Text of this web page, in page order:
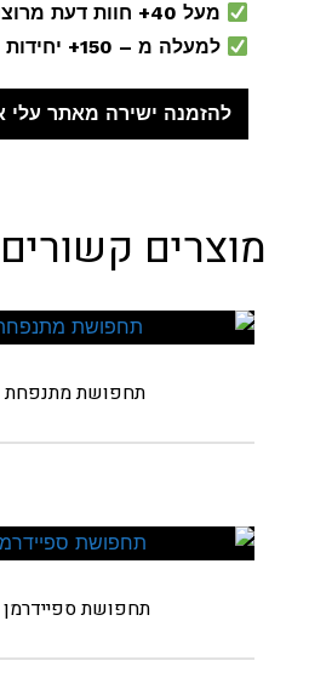
מעל 40+ חוות דעת מרוצות בחנות
למעלה מ – 150+ יחידות נמכרו בחנות!
להזמנה ישירה מאתר עלי
מוצרים קשורים
תחפושת מתנפחת
תחפושת ספיידרמן